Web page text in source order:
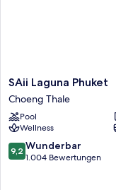
SAii
Laguna
Phuket
Choeng
Thale
SAii Laguna Phuket
Choeng Thale
Pool
Wellness
9.2
von
9,2 Wunderbar
1.004 Bewertungen